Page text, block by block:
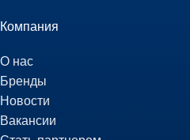
Компания
О нас
Бренды
Новости
Вакансии